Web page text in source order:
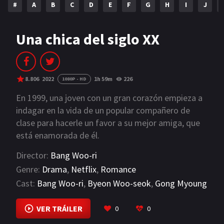
AÑOS
2023
2021 2020
2019 2018
2014 2006
2002
2000
SERIES
PELICULAS
# A B C D E F G H I J
Una chica del siglo XX
8.806 2022 1080P - HD 1h 59m 226
En 1999, una joven con un gran corazón empieza a
indagar en la vida de un popular compañero de
clase para hacerle un favor a su mejor amiga, que
está enamorada de él.
Director: Bang Woo-ri
Genre: Drama, Netflix, Romance
Cast: Bang Woo-ri, Byeon Woo-seok, Gong Myoung
VIEW MORE
VER TRÁILER 0 0